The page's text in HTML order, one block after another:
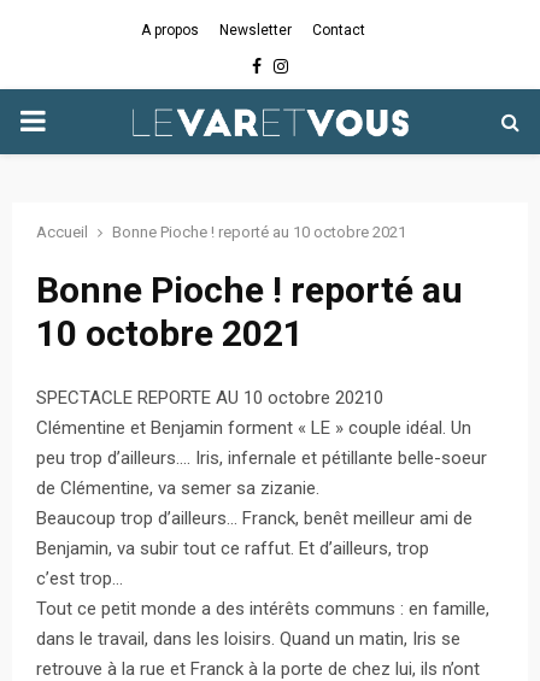
A propos Newsletter Contact
Facebook
Instagram
PRIMARY
Accueil Bonne Pioche ! reporté au 10 octobre 2021
Bonne Pioche ! reporté au
10 octobre 2021
SPECTACLE REPORTE AU 10 octobre 20210
Clémentine et Benjamin forment « LE » couple idéal. Un
peu trop d’ailleurs…. Iris, infernale et pétillante belle-soeur
de Clémentine, va semer sa zizanie.
Beaucoup trop d’ailleurs… Franck, benêt meilleur ami de
Benjamin, va subir tout ce raffut. Et d’ailleurs, trop
c’est trop…
Tout ce petit monde a des intérêts communs : en famille,
dans le travail, dans les loisirs. Quand un matin, Iris se
retrouve à la rue et Franck à la porte de chez lui, ils n’ont